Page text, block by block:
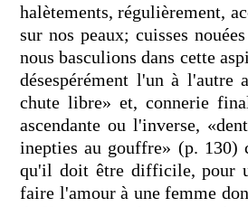
halètements, régulièrement,
sur nos peaux; cuisses
nous basculions dans cette
désespérément l'un à l'autre
chute libre» et, connerie
ascendante ou l'inverse,
inepties au gouffre» (p.
qu'il doit être difficile, pour
faire l'amour à une femme